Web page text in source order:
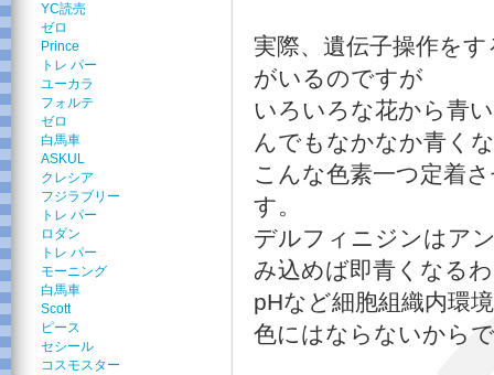
YC読売
ゼロ
Prince
トレ パー
ユーカラ
フォルテ
ゼロ
白馬車
ASKUL
クレシア
フジラブリー
トレ パー
ロダン
トレ パー
モーニング
白馬車
Scott
ピース
セシール
コスモスター
実際、遺伝子操作を
がいるのですが
いろいろな花から青
んでもなかなか青く
こんな色素一つ定着
す。
デルフィニジンはア
み込めば即青くなる
pHなど細胞組織内環
色にはならないから